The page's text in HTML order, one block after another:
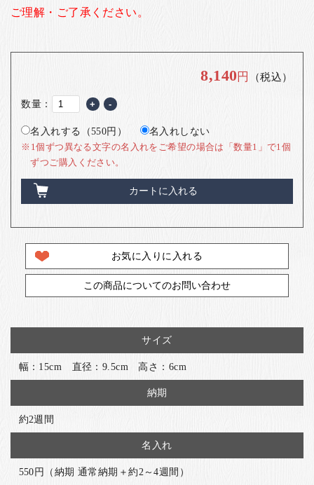
ご理解・ご了承ください。
8,140円 （税込）
数量： + -
名入れする（550円） 名入れしない
※1個ずつ異なる文字の名入れをご希望の場合は「数量1」で1個
ずつご購入ください。
カートに入れる
お気に入りに入れる
この商品についてのお問い合わせ
サイズ
幅：15cm 直径：9.5cm 高さ：6cm
納期
約2週間
名入れ
550円（納期 通常納期＋約2～4週間）